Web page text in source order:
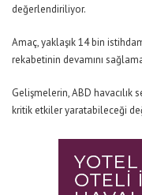
değerlendiriliyor.
Amaç, yaklaşık 14 bin
rekabetinin devamını
Gelişmelerin, ABD havacılık
kritik etkiler yaratabileceği